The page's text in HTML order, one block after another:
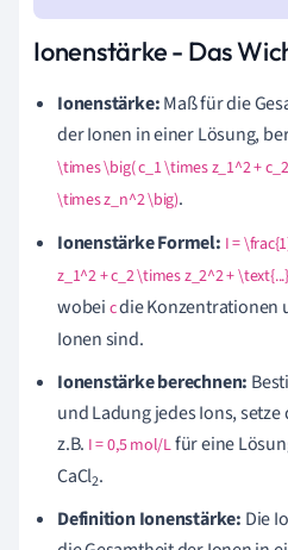
Ionenstärke - Das
Ionenstärke:Maß für die
der Ionen in einer Lösung,
\times \big( c_1 \times z_1^2 +
\times z_n^2 \big).
Ionenstärke Formel: I =
z_1^2 + c_2 \times z_2^2 +
wobei cdie Konzentrationen
Ionen sind.
Ionenstärke berechnen:
und Ladung jedes Ions,
z.B. I = 0,5 mol/Lfür eine
CaCl2.
Definition Ionenstärke: Die